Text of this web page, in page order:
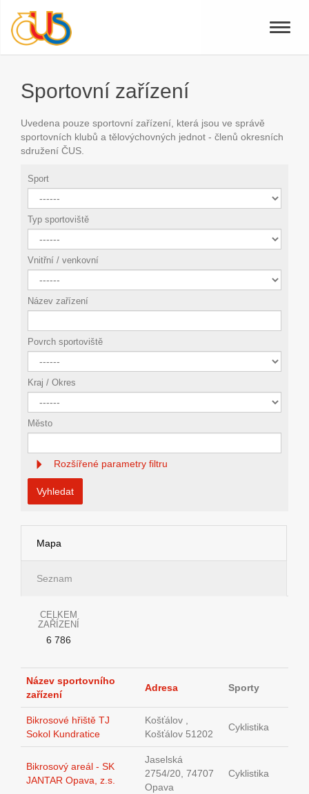
Toggle
Sportovní zařízení
Uvedena pouze sportovní zařízení, která jsou ve správě
sportovních klubů a tělovýchovných jednot - členů okresních
sdružení ČUS.
Sport
Typ sportoviště
Vnitřní / venkovní
Název zařízení
Povrch sportoviště
Kraj / Okres
Město
Rozšířené parametry filtru
Vyhledat
Mapa
Seznam
CELKEM
ZAŘÍZENÍ
6 786
Název sportovního
zařízení
Adresa Sporty
Bikrosové hřiště TJ
Sokol Kundratice
Košťálov ,
Košťálov 51202
Cyklistika
Bikrosový areál - SK
JANTAR Opava, z.s.
Jaselská
2754/20, 74707
Opava
Cyklistika